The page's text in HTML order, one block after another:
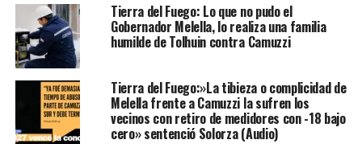
Tierra del Fuego: Lo que no pudo el
Gobernador Melella, lo realiza una familia
humilde de Tolhuin contra Camuzzi
Tierra del Fuego:»La tibieza o complicidad de
Melella frente a Camuzzi la sufren los
vecinos con retiro de medidores con -18 bajo
cero» sentenció Solorza (Audio)